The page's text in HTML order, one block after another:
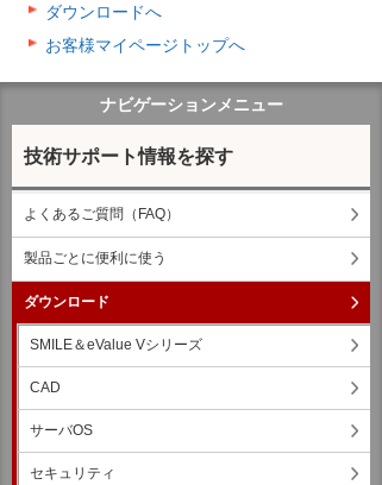
ダウンロードへ
お客様マイページトップへ
ナビゲーションメニュー
技術サポート情報を探す
よくあるご質問（FAQ）
製品ごとに便利に使う
ダウンロード
SMILE＆eValue Vシリーズ
CAD
サーバOS
セキュリティ